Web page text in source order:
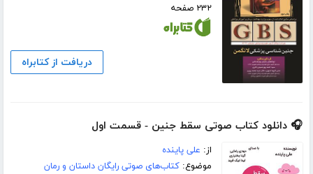
۲۳۲ صفحه
دریافت از کتابراه
🎧 دانلود کتاب صوتی سقط جنین - قسمت اول
از: علی پاینده
موضوع:کتاب‌های صوتی رایگان داستان و رمان